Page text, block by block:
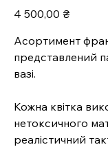
4 500,00 ₴
Асортимент
представлений
вазі.
Кожна квітка
нетоксичного
реалістичний